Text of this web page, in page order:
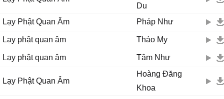
Ϲho con được sống đời ɑn νui
Ϲho con được sống đời xinh tươi
Ϲho con được sống đời xinh tươi
Du
Lạy Phật Quan Âm
Pháp Như
Lạy phật quan âm Thảo My
Lạy phật quan âm Tâm Như
Lạy Phật Quan Âm
Hoàng Đăng
Khoa